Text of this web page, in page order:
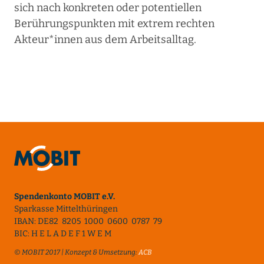
sich nach konkreten oder potentiellen
Berührungspunkten mit extrem rechten
Akteur*innen aus dem Arbeitsalltag.
Spendenkonto MOBIT e.V.
Sparkasse Mittelthüringen
IBAN: DE82 8205 1000 0600 0787 79
BIC: H E L A D E F 1 W E M
© MOBIT 2017 | Konzept & Umsetzung:ACB